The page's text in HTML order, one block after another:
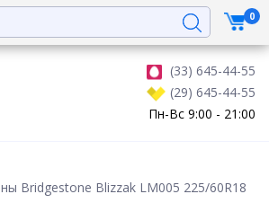
(33) 645-44-55
(29) 645-44-55
Пн-Вс 9:00 - 21:00
0
Bridgestone Blizzak LM005 225/60R18